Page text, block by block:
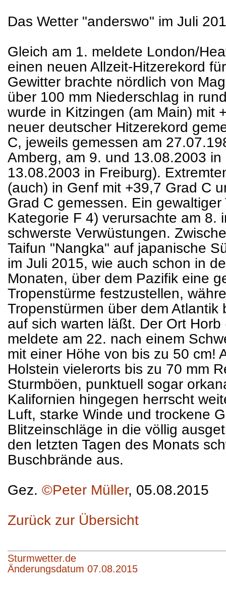
Das Wetter "anderswo" im Juli
Gleich am 1. meldete London/
einen neuen Allzeit-Hitzerekord
Gewitter brachte nördlich von
über 100 mm Niederschlag in
wurde in Kitzingen (am Main) mit
neuer deutscher Hitzerekord
C, jeweils gemessen am
Amberg, am 9. und 13.08.2003
13.08.2003 in Freiburg).
(auch) in Genf mit +39,7 Grad C
Grad C gemessen. Ein
Kategorie F 4) verursachte am 8.
schwerste Verwüstungen.
Taifun "Nangka" auf japanische
im Juli 2015, wie auch schon in
Monaten, über dem Pazifik eine
Tropenstürme festzustellen,
Tropenstürmen über dem
auf sich warten läßt. Der Ort
meldete am 22. nach einem
mit einer Höhe von bis zu 50 cm!
Holstein vielerorts bis zu 70 mm
Sturmböen, punktuell sogar
Kalifornien hingegen herrscht
Luft, starke Winde und trockene
Blitzeinschläge in die völlig
den letzten Tagen des Monats
Buschbrände aus.
Gez. ©Peter Müller, 05.08.2015
Zurück zur Übersicht
Sturmwetter.de
Änderungsdatum 07.08.2015